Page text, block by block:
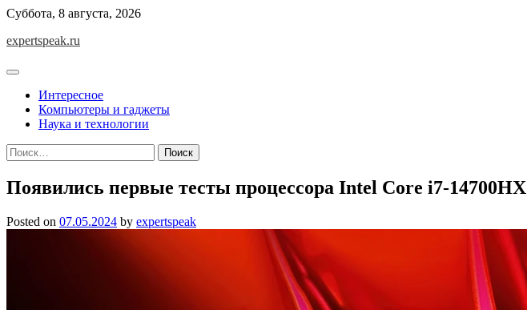
Skip
content
Суббота, 8 августа, 2026
expertspeak.ru
Интересное
Компьютеры и гаджеты
Наука и технологии
Найти:
Появились первые тесты процессора Intel Core i7-14700HX
Posted on 07.05.2024 by expertspeak